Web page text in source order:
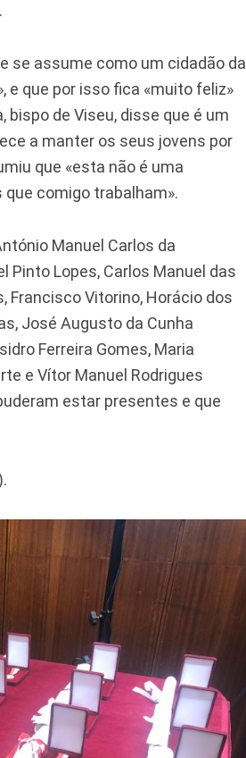
se assume como um cidadão da
e que por isso fica «muito feliz»
de Viseu, disse que é um
a manter os seus jovens por
que «esta não é uma
comigo trabalham».
Manuel Carlos da
Pinto Lopes, Carlos Manuel das
Francisco Vitorino, Horácio dos
José Augusto da Cunha
Ferreira Gomes, Maria
e Vítor Manuel Rodrigues
estar presentes e que